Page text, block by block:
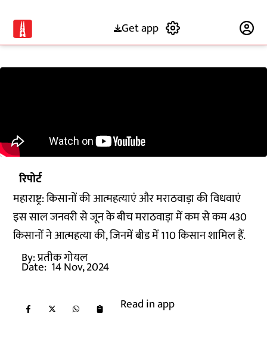
Get app
रिपोर्ट
महाराष्ट्र: किसानों की आत्महत्याएं और मराठवाड़ा की विधवाएं
इस साल जनवरी से जून के बीच मराठवाड़ा में कम से कम 430
किसानों ने आत्महत्या की, जिनमें बीड में 110 किसान शामिल हैं.
By:प्रतीक गोयल
Date: 14 Nov, 2024
Read in app